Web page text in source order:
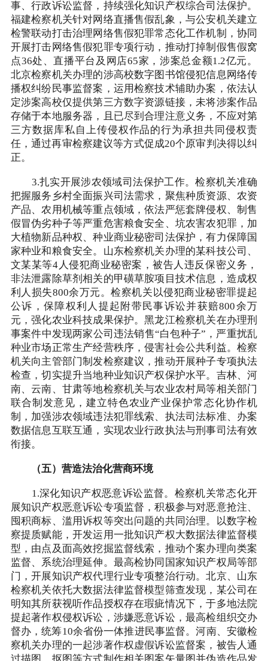
事、行政诉讼监督，持续强化知识产权综合司法保护。
福建检察机关针对网络直播售假乱象，与公安机关建立
检警联动打击治理网络售假犯罪常态化工作机制，协同
开展打击网络售假犯罪专项行动，推动打掉制假售假窝
点36处、直播平台及网店65家，涉案总金额1.2亿元。
北京检察机关办理的涉高校数字图书馆侵犯信息网络传
播权纠纷民事监督案，运用检察技术辅助办案，依法认
定涉案高校仅提供第三方数字资源链接，未将涉案作品
存储于本地服务器，且已尽到合理注意义务，不应对第
三方数据库私自上传侵权作品的行为承担共同侵权责
任，通过再审检察建议等方式促成20个原审判决得以纠
正。
3.扎实开展涉农领域司法保护工作。检察机关准确
把握服务乡村全面振兴司法需求，聚焦种质资源、农资
产品、农用机械等重点领域，依法严惩套牌侵权、制售
假冒伪劣种子等严重危害粮食安全、坑农害农犯罪，加
大植物新品种权、种业商业秘密司法保护，有力保障国
家种业和粮食安全。山东检察机关办理的某科技公司、
文某某等4人侵犯商业秘密案，被告人违反保密义务，
非法泄露除草剂相关的甲磺草胺项目技术信息，造成权
利人损失800余万元。检察机关以侵犯商业秘密罪提起
公诉，保障权利人提起附带民事诉讼并获赔800余万
元，强化农业科技成果保护。黑龙江检察机关在办理刑
事案件中发现两家公司违法销售“白包种子”，严重扰乱
种业市场正常生产经营秩序，侵害社会公共利益。检察
机关向主管部门制发检察建议，推动开展种子专项执法
检查，切实提升当地种业知识产权保护水平。吉林、河
南、云南、甘肃等地检察机关与农业农村局等相关部门
联合制发意见，建立特色农业产业保护常态化协作机
制，加强涉农领域违法犯罪线索、执法司法标准、办案
数据信息互联互通，实现农业行政执法与刑事司法有效
衔接。
（五）营造法治化营商环境
1.深化知识产权恶意诉讼监督。检察机关常态化开
展知识产权恶意诉讼专项监督，积极参与对恶意抢注、
囤积商标、滥用诉权等突出问题的共同治理。以数字检
察提质赋能，开发运用一批知识产权大数据法律监督模
型，由点及面高效挖掘监督线索，推动个案办理向类案
监督、系统治理延伸。最高检协同国家知识产权局等部
门，开展知识产权代理行业专项整治行动。北京、山东
检察机关依托大数据法律监督模型筛查发现，某公司在
明知其所获视听作品授权存在瑕疵情况下，于多地法院
提起著作权侵权诉讼，涉嫌恶意诉讼，最高检组织交办
督办，统筹10余省份一体推进民事监督。河南、安徽检
察机关办理的一起涉著作权虚假诉讼监督案，被告人通